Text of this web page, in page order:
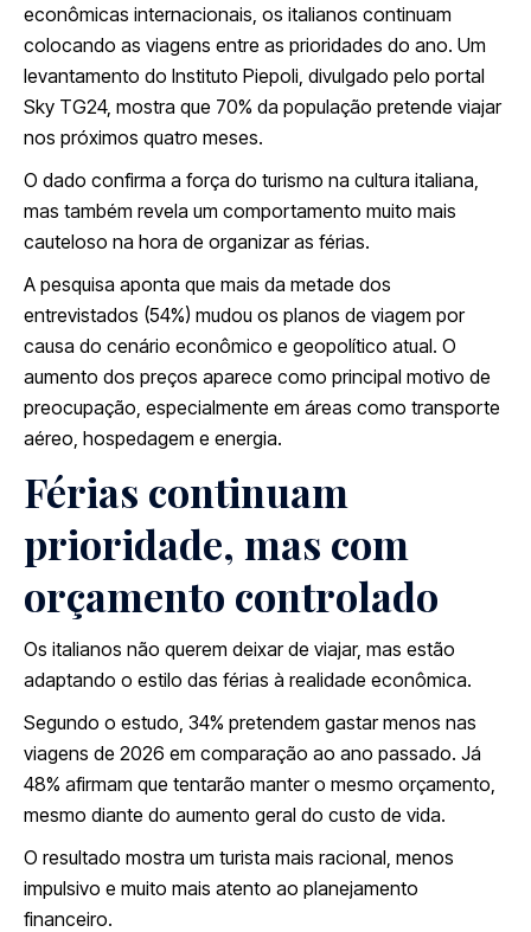
econômicas internacionais, os italianos continuam
colocando as viagens entre as prioridades do ano. Um
levantamento do Instituto Piepoli, divulgado pelo portal
Sky TG24, mostra que 70% da população pretende viajar
nos próximos quatro meses.
O dado confirma a força do turismo na cultura italiana,
mas também revela um comportamento muito mais
cauteloso na hora de organizar as férias.
A pesquisa aponta que mais da metade dos
entrevistados (54%) mudou os planos de viagem por
causa do cenário econômico e geopolítico atual. O
aumento dos preços aparece como principal motivo de
preocupação, especialmente em áreas como transporte
aéreo, hospedagem e energia.
Férias continuam
prioridade, mas com
orçamento controlado
Os italianos não querem deixar de viajar, mas estão
adaptando o estilo das férias à realidade econômica.
Segundo o estudo, 34% pretendem gastar menos nas
viagens de 2026 em comparação ao ano passado. Já
48% afirmam que tentarão manter o mesmo orçamento,
mesmo diante do aumento geral do custo de vida.
O resultado mostra um turista mais racional, menos
impulsivo e muito mais atento ao planejamento
financeiro.